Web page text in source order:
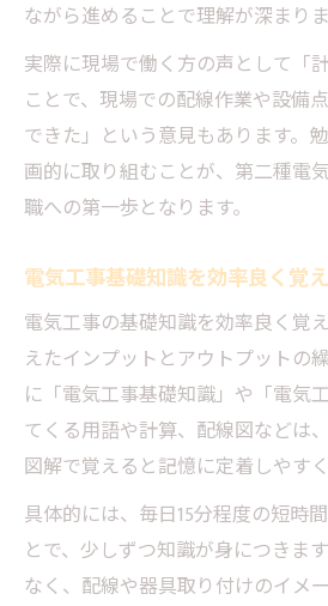
ながら進めることで理解が深まりま
実際に現場で働く方の声として「
ことで、現場での配線作業や設備
できた」という意見もあります。
画的に取り組むことが、第二種電
職への第一歩となります。
電気工事基礎知識を効率良く覚
電気工事の基礎知識を効率良く覚
えたインプットとアウトプットの
に「電気工事基礎知識」や「電気
てくる用語や計算、配線図などは
図解で覚えると記憶に定着しやすく
具体的には、毎日15分程度の短時
とで、少しずつ知識が身につきま
なく、配線や器具取り付けのイメ